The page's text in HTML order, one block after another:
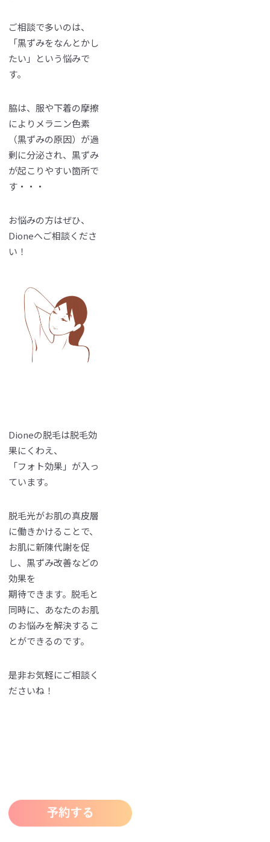
ご相談で多いのは、
「黒ずみをなんとかし
たい」という悩みで
す。
脇は、服や下着の摩擦
によりメラニン色素
（黒ずみの原因）が過
剰に分泌され、黒ずみ
が起こりやすい箇所で
す・・・
お悩みの方はぜひ、
Dioneへご相談くださ
い！
Dioneの脱毛は脱毛効
果にくわえ、
「フォト効果」が入っ
ています。
脱毛光がお肌の真皮層
に働きかけることで、
お肌に新陳代謝を促
し、黒ずみ改善などの
効果を
期待できます。脱毛と
同時に、あなたのお肌
のお悩みを解決するこ
とができるのです。
是非お気軽にご相談く
ださいね！